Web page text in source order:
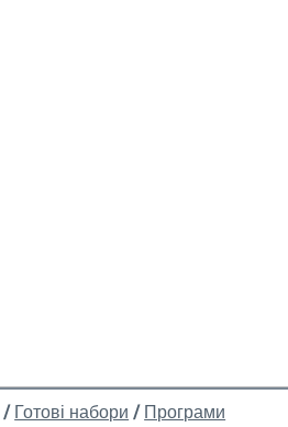
/ Готові набори / Програми